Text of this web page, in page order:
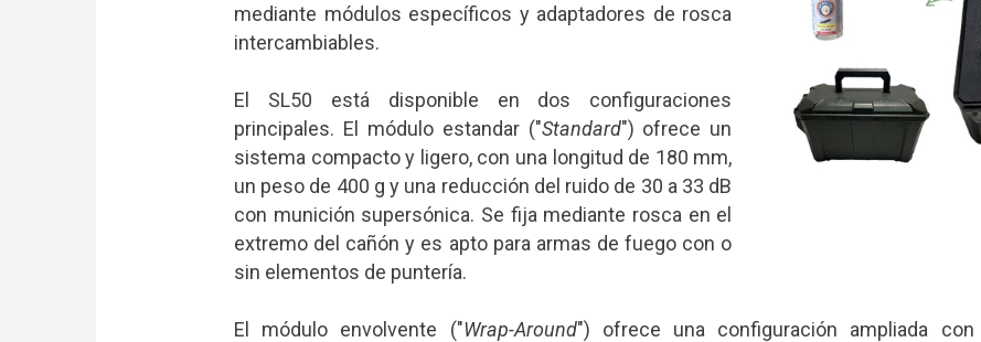
mediante módulos específicos y adaptadores de rosca
intercambiables.
El SL50 está disponible en dos configuraciones
principales. El módulo estandar ("Standard") ofrece un
sistema compacto y ligero, con una longitud de 180 mm,
un peso de 400 g y una reducción del ruido de 30 a 33 dB
con munición supersónica. Se fija mediante rosca en el
extremo del cañón y es apto para armas de fuego con o
sin elementos de puntería.
El módulo envolvente ("Wrap-Around") ofrece una configuración ampliada